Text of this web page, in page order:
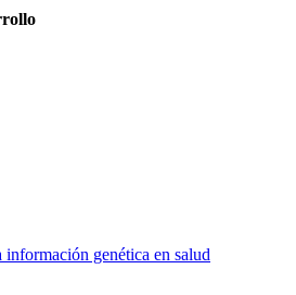
genética en salud